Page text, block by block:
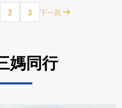
2 3 下一頁
媽同行